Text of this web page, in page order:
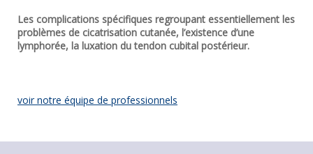
Les complications spécifiques regroupant essentiellement les
problèmes de cicatrisation cutanée, l’existence d’une
lymphorée, la luxation du tendon cubital postérieur.
voir notre équipe de professionnels